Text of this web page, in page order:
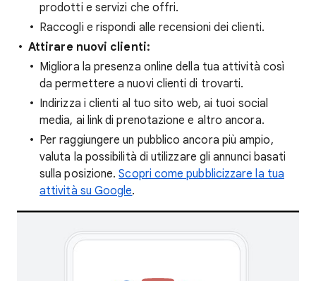
prodotti e servizi che offri.
Raccogli e rispondi alle recensioni dei clienti.
Attirare nuovi clienti:
Migliora la presenza online della tua attività così
da permettere a nuovi clienti di trovarti.
Indirizza i clienti al tuo sito web, ai tuoi social
media, ai link di prenotazione e altro ancora.
Per raggiungere un pubblico ancora più ampio,
valuta la possibilità di utilizzare gli annunci basati
sulla posizione.Scopri come pubblicizzare la tua
attività su Google.